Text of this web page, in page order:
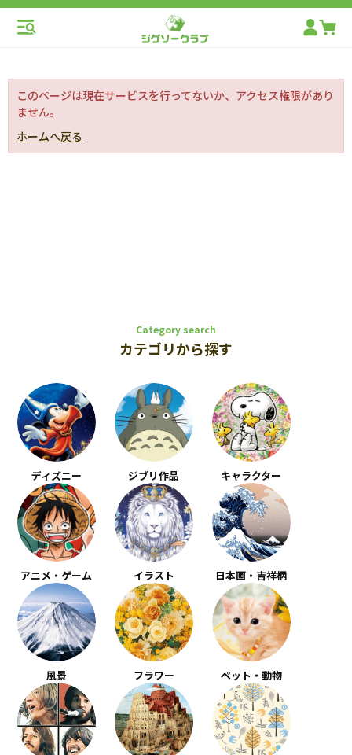
このページは現在サービスを行ってないか、アクセス権限があり
ません。
ホームへ戻る
Category search
カテゴリから探す
ディズニー ジブリ作品 キャラクター
アニメ・ゲーム イラスト 日本画・吉祥柄
風景 フラワー ペット・動物